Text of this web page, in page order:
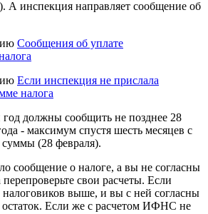
А инспекция направляет сообщение об
Сообщения об уплате
Если инспекция не прислала
налога
год должны сообщить не позднее 28
- максимум спустя шесть месяцев с
(28 февраля).
о налоге, а вы не согласны
свои расчеты. Если
налоговиков выше, и вы с ней согласны
остаток. Если же с расчетом ИФНС не